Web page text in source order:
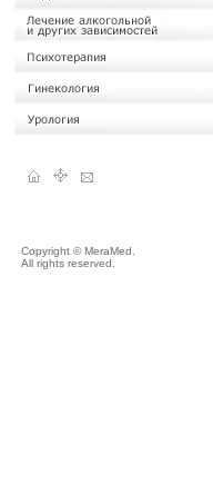
Copyright © MeraMed.
All rights reserved.